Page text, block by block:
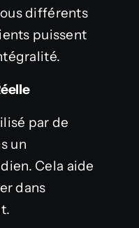
différents
puissent
par de
un
Cela aide
dans